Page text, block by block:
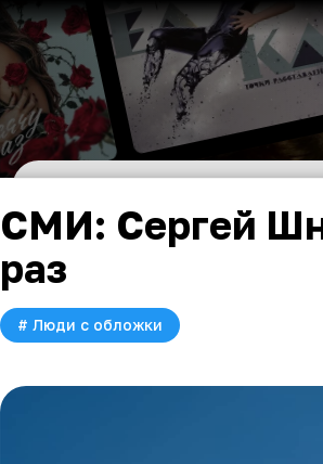
СМИ: Сергей
раз
# Люди с обложки